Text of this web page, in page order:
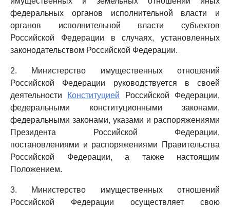
федеральных органов исполнительной власти и
органов исполнительной власти субъектов
Российской Федерации в случаях, установленных
законодательством Российской Федерации.
2. Министерство имущественных отношений
Российской Федерации руководствуется в своей
деятельности Конституцией Российской Федерации,
федеральными конституционными законами,
федеральными законами, указами и распоряжениями
Президента Российской Федерации,
постановлениями и распоряжениями Правительства
Российской Федерации, а также настоящим
Положением.
3. Министерство имущественных отношений
Российской Федерации осуществляет свою